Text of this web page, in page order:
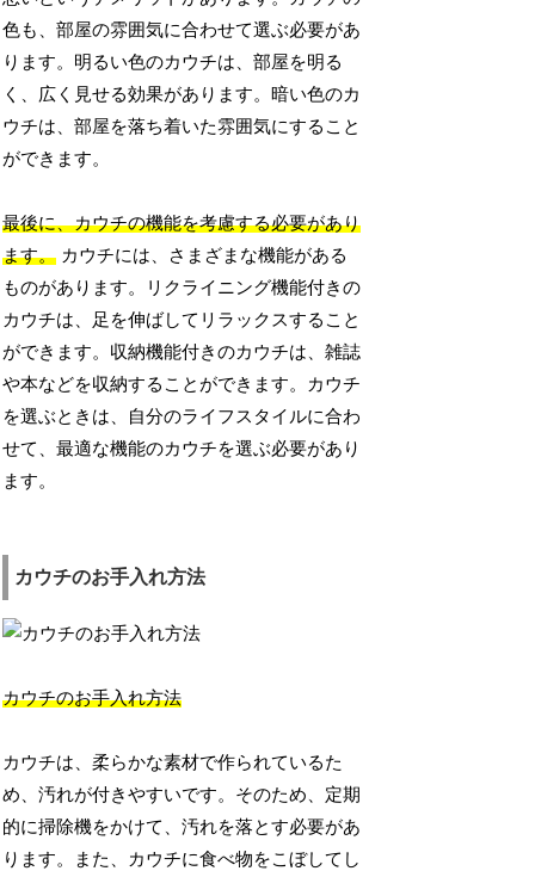
色も、部屋の雰囲気に合わせて選ぶ必要があ
ります。明るい色のカウチは、部屋を明る
く、広く見せる効果があります。暗い色のカ
ウチは、部屋を落ち着いた雰囲気にすること
ができます。
最後に、カウチの機能を考慮する必要があり
ます。 カウチには、さまざまな機能がある
ものがあります。リクライニング機能付きの
カウチは、足を伸ばしてリラックスすること
ができます。収納機能付きのカウチは、雑誌
や本などを収納することができます。カウチ
を選ぶときは、自分のライフスタイルに合わ
せて、最適な機能のカウチを選ぶ必要があり
ます。
カウチのお手入れ方法
カウチのお手入れ方法
カウチは、柔らかな素材で作られているた
め、汚れが付きやすいです。そのため、定期
的に掃除機をかけて、汚れを落とす必要があ
ります。また、カウチに食べ物をこぼしてし